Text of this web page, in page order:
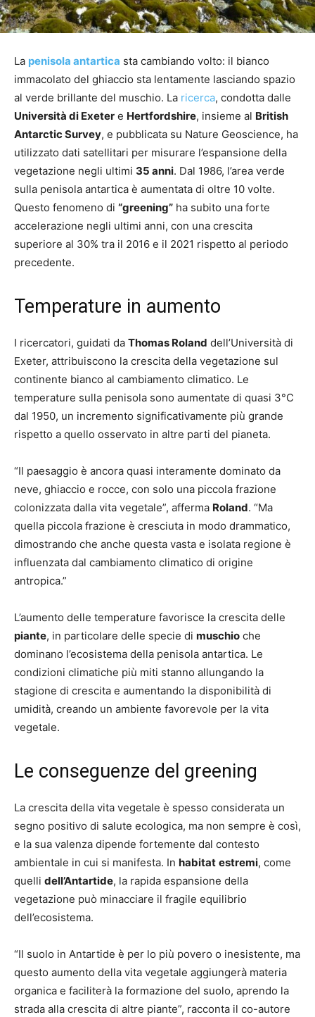
La penisola antartica sta cambiando volto: il bianco
immacolato del ghiaccio sta lentamente lasciando spazio
al verde brillante del muschio. La ricerca, condotta dalle
Università di Exeter e Hertfordshire, insieme al British
Antarctic Survey, e pubblicata su Nature Geoscience, ha
utilizzato dati satellitari per misurare l’espansione della
vegetazione negli ultimi 35 anni. Dal 1986, l’area verde
sulla penisola antartica è aumentata di oltre 10 volte.
Questo fenomeno di “greening” ha subito una forte
accelerazione negli ultimi anni, con una crescita
superiore al 30% tra il 2016 e il 2021 rispetto al periodo
precedente.
Temperature in aumento
I ricercatori, guidati da Thomas Roland dell’Università di
Exeter, attribuiscono la crescita della vegetazione sul
continente bianco al cambiamento climatico. Le
temperature sulla penisola sono aumentate di quasi 3°C
dal 1950, un incremento significativamente più grande
rispetto a quello osservato in altre parti del pianeta.
“Il paesaggio è ancora quasi interamente dominato da
neve, ghiaccio e rocce, con solo una piccola frazione
colonizzata dalla vita vegetale”, afferma Roland. “Ma
quella piccola frazione è cresciuta in modo drammatico,
dimostrando che anche questa vasta e isolata regione è
influenzata dal cambiamento climatico di origine
antropica.”
L’aumento delle temperature favorisce la crescita delle
piante, in particolare delle specie di muschio che
dominano l’ecosistema della penisola antartica. Le
condizioni climatiche più miti stanno allungando la
stagione di crescita e aumentando la disponibilità di
umidità, creando un ambiente favorevole per la vita
vegetale.
Le conseguenze del greening
La crescita della vita vegetale è spesso considerata un
segno positivo di salute ecologica, ma non sempre è così,
e la sua valenza dipende fortemente dal contesto
ambientale in cui si manifesta. In habitat estremi, come
quelli dell’Antartide, la rapida espansione della
vegetazione può minacciare il fragile equilibrio
dell’ecosistema.
“Il suolo in Antartide è per lo più povero o inesistente, ma
questo aumento della vita vegetale aggiungerà materia
organica e faciliterà la formazione del suolo, aprendo la
strada alla crescita di altre piante”, racconta il co-autore